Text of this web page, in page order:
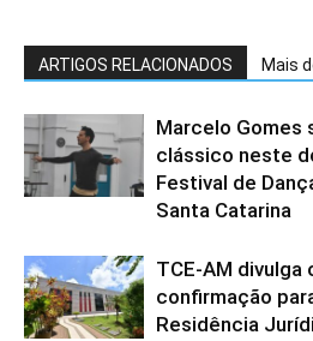
ARTIGOS RELACIONADOS Mais
Marcelo Gomes
clássico neste
Festival de
Santa Catarina
TCE-AM divulga
confirmação
Residência